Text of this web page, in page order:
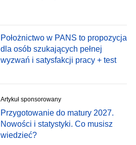
Położnictwo w PANS to propozycja
dla osób szukających pełnej
wyzwań i satysfakcji pracy + test
Artykuł sponsorowany
Przygotowanie do matury 2027.
Nowości i statystyki. Co musisz
wiedzieć?